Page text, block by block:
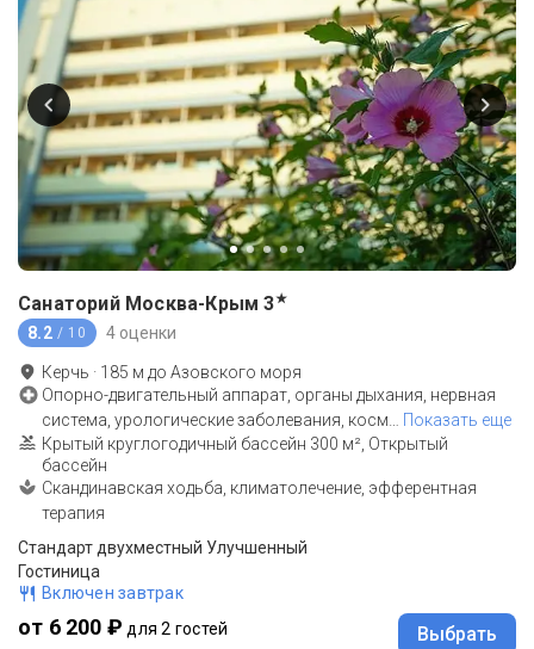
Санаторий Москва-Крым 3★
8.2 / 10 4 оценки
Керчь · 185 м до Азовского моря
Опорно-двигательный аппарат, органы дыхания, нервная
система, урологические заболевания, косм
Показать еще
Крытый круглогодичный бассейн 300 м², Открытый
бассейн
Скандинавская ходьба, климатолечение, эфферентная
терапия
Стандарт двухместный Улучшенный
Гостиница
Включен завтрак
от 6 200 ₽ для 2 гостей Выбрать